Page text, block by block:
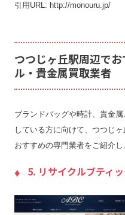
引用URL: http://monouru.jp/
つつじヶ丘駅周辺で
ル・貴金属買取業者
ブランドバッグや時計、貴金
している方に向けて、つつじ
おすすめの専門業者をご紹介し
5. リサイクルブティ